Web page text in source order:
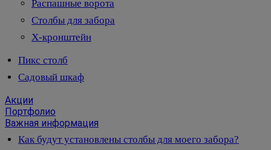
Распашные ворота
Столбы для забора
Х-кронштейн
Пикс столб
Садовый шкаф
Акции
Портфолио
Важная информация
Как будут установлены столбы для моего забора?